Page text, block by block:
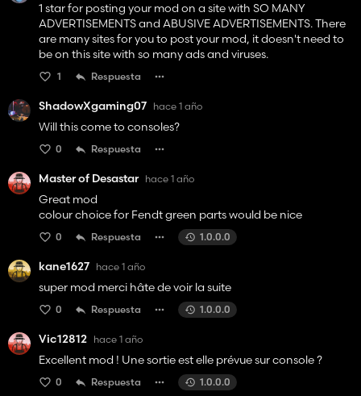
1 star for posting your mod on a site with SO MANY
ADVERTISEMENTS and ABUSIVE ADVERTISEMENTS. There
are many sites for you to post your mod, it doesn't need to
be on this site with so many ads and viruses.
1 Respuesta
ShadowXgaming07 hace 1 año
Will this come to consoles?
0 Respuesta
Master of Desastar hace 1 año
Great mod
colour choice for Fendt green parts would be nice
0 Respuesta 1.0.0.0
kane1627 hace 1 año
super mod merci hâte de voir la suite
0 Respuesta 1.0.0.0
Vic12812 hace 1 año
Excellent mod ! Une sortie est elle prévue sur console ?
0 Respuesta 1.0.0.0